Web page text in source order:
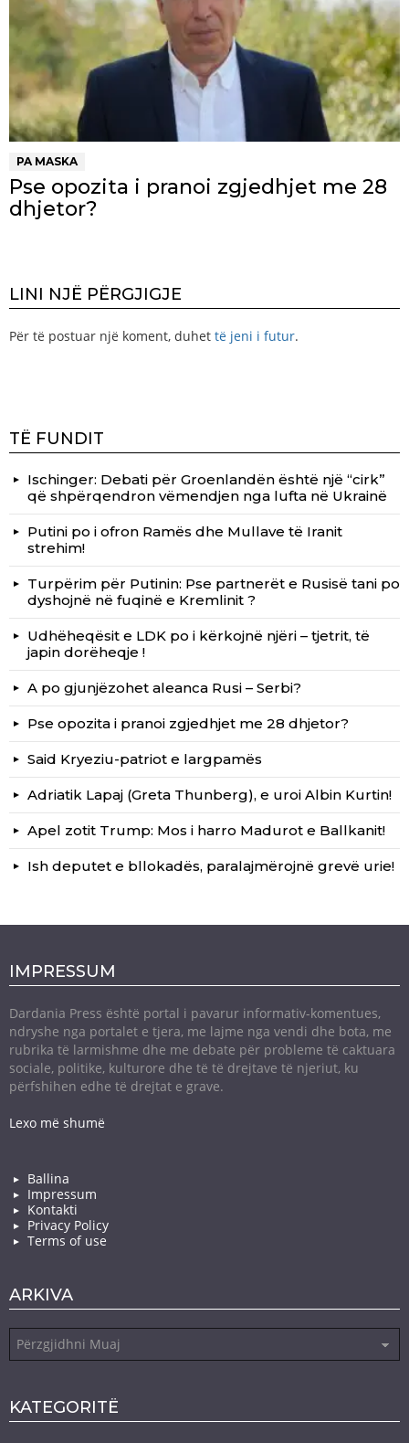
PA MASKA
Pse opozita i pranoi zgjedhjet me 28
dhjetor?
LINI NJË PËRGJIGJE
Për të postuar një koment, duhet të jeni i futur.
TË FUNDIT
Ischinger: Debati për Groenlandën është një “cirk”
që shpërqendron vëmendjen nga lufta në Ukrainë
Putini po i ofron Ramës dhe Mullave të Iranit
strehim!
Turpërim për Putinin: Pse partnerët e Rusisë tani po
dyshojnë në fuqinë e Kremlinit ?
Udhëheqësit e LDK po i kërkojnë njëri – tjetrit, të
japin dorëheqje !
A po gjunjëzohet aleanca Rusi – Serbi?
Pse opozita i pranoi zgjedhjet me 28 dhjetor?
Said Kryeziu-patriot e largpamës
Adriatik Lapaj (Greta Thunberg), e uroi Albin Kurtin!
Apel zotit Trump: Mos i harro Madurot e Ballkanit!
Ish deputet e bllokadës, paralajmërojnë grevë urie!
IMPRESSUM
Dardania Press është portal i pavarur informativ-komentues,
ndryshe nga portalet e tjera, me lajme nga vendi dhe bota, me
rubrika të larmishme dhe me debate për probleme të caktuara
sociale, politike, kulturore dhe të të drejtave të njeriut, ku
përfshihen edhe të drejtat e grave.
Lexo më shumë
Ballina
Impressum
Kontakti
Privacy Policy
Terms of use
ARKIVA
KATEGORITË